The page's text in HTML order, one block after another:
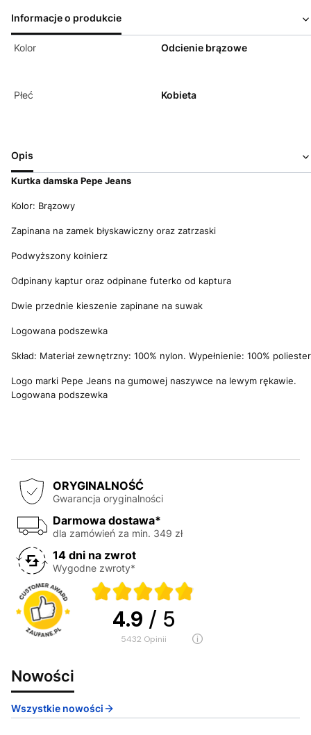
Informacje o produkcie
Kolor Odcienie brązowe
Płeć Kobieta
Opis
Kurtka damska Pepe Jeans
Kolor: Brązowy
Zapinana na zamek błyskawiczny oraz zatrzaski
Podwyższony kołnierz
Odpinany kaptur oraz odpinane futerko od kaptura
Dwie przednie kieszenie zapinane na suwak
Logowana podszewka
Skład: Materiał zewnętrzny: 100% nylon. Wypełnienie: 100% poliester
Logo marki Pepe Jeans na gumowej naszywce na lewym rękawie.
Logowana podszewka
ORYGINALNOŚĆ
Gwarancja oryginalności
Darmowa dostawa*
dla zamówień za min. 349 zł
14 dni na zwrot
Wygodne zwroty*
4.9 / 5
5432 opinii
Nowości
Wszystkie nowości